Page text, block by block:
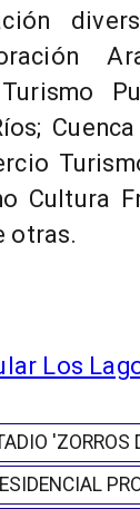
Cultura
otras.
Los
'ZORROS